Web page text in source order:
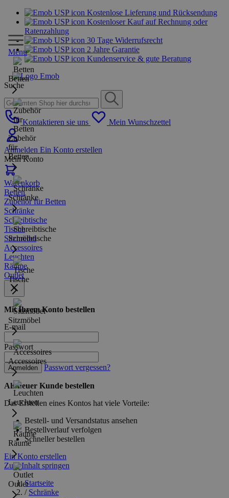
Kostenlose Lieferung und Rücksendung
Kostenloser Kauf auf Rechnung oder
Ratenzahlung
30 Tage Widerrufsrecht
2 Jahre Garantie
Kundenservice & gute Beratung
Suche
Kontaktieren sie uns Mein Wunschzettel
Anmelden Ein Konto erstellen
Mein Konto
Warenkorb
Menu
Betten
Zubehör
für
Betten
Schränke
Schreibtische
Tische
Sitzmöbel
Accessoires
Leuchten
Räume
Outlet
Betten
Zubehör für Betten
Schränke
Schreibtische
Tische
Sitzmöbel
Accessoires
Leuchten
Räume
Outlet
Mit Ihrem Konto bestellen
E-mail
Passwort
Anmelden Passwort vergessen?
Als neuer Kunde bestellen
Das Erstellen eines Kontos hat viele Vorteile:
Bestell- und Versandstatus ansehen
Bestellverlauf verfolgen
Schneller bestellen
Ein Konto erstellen
Zum Inhalt springen
Startseite
/ Schränke